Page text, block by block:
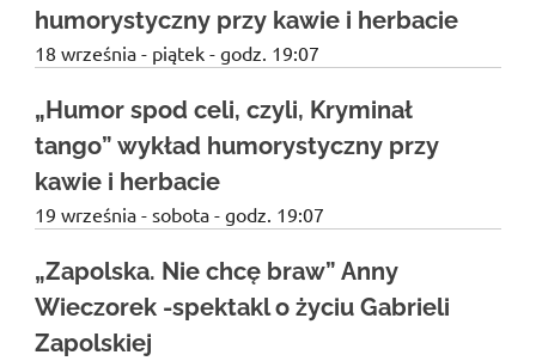
humorystyczny przy kawie i herbacie
18 września - piątek - godz. 19:07
„Humor spod celi, czyli, Kryminał
tango” wykład humorystyczny przy
kawie i herbacie
19 września - sobota - godz. 19:07
„Zapolska. Nie chcę braw” Anny
Wieczorek -spektakl o życiu Gabrieli
Zapolskiej